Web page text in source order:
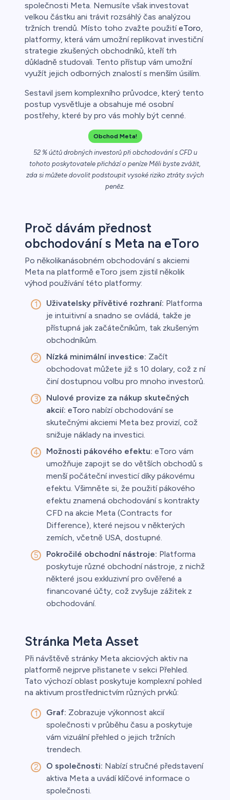
společnosti Meta. Nemusíte však investovat
velkou částku ani trávit rozsáhlý čas analýzou
tržních trendů. Místo toho zvažte použitíeToro,
platformy, která vám umožní replikovat investiční
strategie zkušených obchodníků, kteří trh
důkladně studovali. Tento přístup vám umožní
využít jejich odborných znalostí s menším úsilím.
Sestavil jsem komplexního průvodce, který tento
postup vysvětluje a obsahuje mé osobní
postřehy, které by pro vás mohly být cenné.
Obchod Meta!
52 % účtů drobných investorů při obchodování s CFD u
tohoto poskytovatele přichází o peníze Měli byste zvážit,
zda si můžete dovolit podstoupit vysoké riziko ztráty svých
peněz.
Proč dávám přednost
obchodování s Meta na eToro
Po několikanásobném obchodování s akciemi
Meta na platformě eToro jsem zjistil několik
výhod používání této platformy:
Uživatelsky přívětivé rozhraní: Platforma
je intuitivní a snadno se ovládá, takže je
přístupná jak začátečníkům, tak zkušeným
obchodníkům.
Nízká minimální investice: Začít
obchodovat můžete již s 10 dolary, což z ní
činí dostupnou volbu pro mnoho investorů.
Nulové provize za nákup skutečných
akcií: eToro nabízí obchodování se
skutečnými akciemi Meta bez provizí, což
snižuje náklady na investici.
Možnosti pákového efektu: eToro vám
umožňuje zapojit se do větších obchodů s
menší počáteční investicí díky pákovému
efektu. Všimněte si, že použití pákového
efektu znamená obchodování s kontrakty
CFD na akcie Meta (Contracts for
Difference), které nejsou v některých
zemích, včetně USA, dostupné.
Pokročilé obchodní nástroje: Platforma
poskytuje různé obchodní nástroje, z nichž
některé jsou exkluzivní pro ověřené a
financované účty, což zvyšuje zážitek z
obchodování.
Stránka Meta Asset
Při návštěvě stránky Meta akciových aktiv na
platformě nejprve přistanete v sekci Přehled.
Tato výchozí oblast poskytuje komplexní pohled
na aktivum prostřednictvím různých prvků:
Graf: Zobrazuje výkonnost akcií
společnosti v průběhu času a poskytuje
vám vizuální přehled o jejich tržních
trendech.
O společnosti: Nabízí stručné představení
aktiva Meta a uvádí klíčové informace o
společnosti.
o